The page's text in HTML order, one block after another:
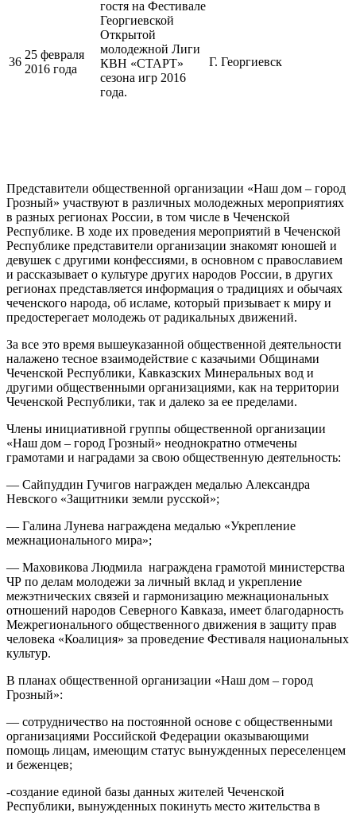
36
25 февраля
2016 года
гостя на Фестивале
Георгиевской
Открытой
молодежной Лиги
КВН «СТАРТ»
сезона игр 2016
года.
Г. Георгиевск
Представители общественной организации «Наш дом – город
Грозный» участвуют в различных молодежных мероприятиях
в разных регионах России, в том числе в Чеченской
Республике. В ходе их проведения мероприятий в Чеченской
Республике представители организации знакомят юношей и
девушек с другими конфессиями, в основном с православием
и рассказывает о культуре других народов России, в других
регионах представляется информация о традициях и обычаях
чеченского народа, об исламе, который призывает к миру и
предостерегает молодежь от радикальных движений.
За все это время вышеуказанной общественной деятельности
налажено тесное взаимодействие с казачьими Общинами
Чеченской Республики, Кавказских Минеральных вод и
другими общественными организациями, как на территории
Чеченской Республики, так и далеко за ее пределами.
Члены инициативной группы общественной организации
«Наш дом – город Грозный» неоднократно отмечены
грамотами и наградами за свою общественную деятельность:
— Сайпуддин Гучигов награжден медалью Александра
Невского «Защитники земли русской»;
— Галина Лунева награждена медалью «Укрепление
межнационального мира»;
— Маховикова Людмила награждена грамотой министерства
ЧР по делам молодежи за личный вклад и укрепление
межэтнических связей и гармонизацию межнациональных
отношений народов Северного Кавказа, имеет благодарность
Межрегионального общественного движения в защиту прав
человека «Коалиция» за проведение Фестиваля национальных
культур.
В планах общественной организации «Наш дом – город
Грозный»:
— сотрудничество на постоянной основе с общественными
организациями Российской Федерации оказывающими
помощь лицам, имеющим статус вынужденных переселенцем
и беженцев;
-создание единой базы данных жителей Чеченской
Республики, вынужденных покинуть место жительства в